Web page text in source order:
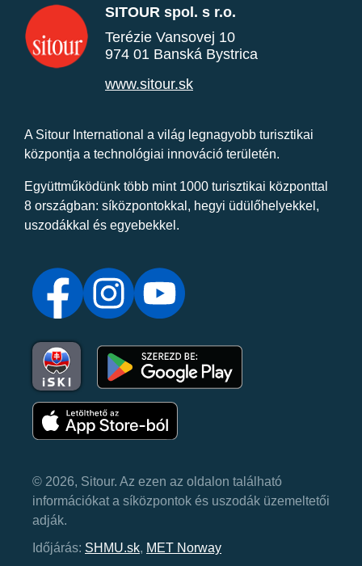
SITOUR spol. s r.o.
Terézie Vansovej 10
974 01 Banská Bystrica
www.sitour.sk
A Sitour International a világ legnagyobb turisztikai
központja a technológiai innováció területén.
Együttműködünk több mint 1000 turisztikai központtal
8 országban: síközpontokkal, hegyi üdülőhelyekkel,
uszodákkal és egyebekkel.
© 2026, Sitour. Az ezen az oldalon található
információkat a síközpontok és uszodák üzemeltetői
adják.
Időjárás: SHMU.sk, MET Norway